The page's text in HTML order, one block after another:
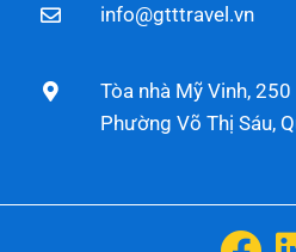
info@gtttravel.vn
Tòa nhà Mỹ Vinh,
Phường Võ Thị Sáu,